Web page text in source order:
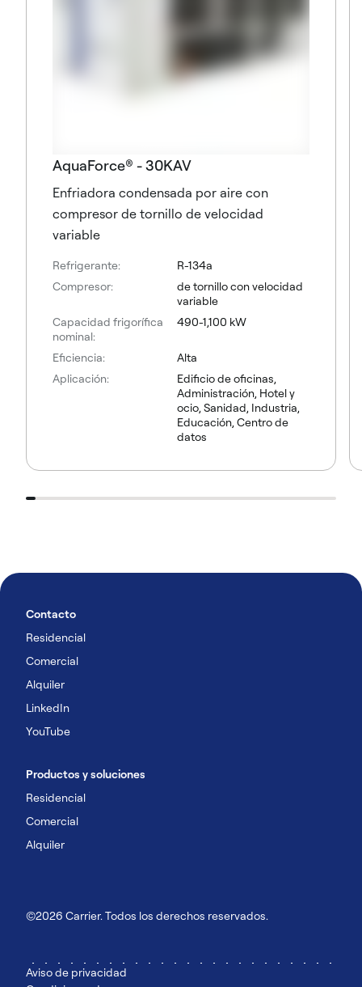
AquaForce® - 30KAV
Enfriadora condensada por aire con
compresor de tornillo de velocidad
variable
Refrigerante:
R-134a
Compresor:
de tornillo con velocidad
variable
Capacidad frigorífica
nominal:
490-1,100 kW
Eficiencia:
Alta
Aplicación:
Edificio de oficinas,
Administración, Hotel y
ocio, Sanidad, Industria,
Educación, Centro de
datos
Contacto
Residencial
Comercial
Alquiler
LinkedIn
YouTube
Productos y soluciones
Residencial
Comercial
Alquiler
©2026 Carrier. Todos los derechos reservados.
Aviso de privacidad